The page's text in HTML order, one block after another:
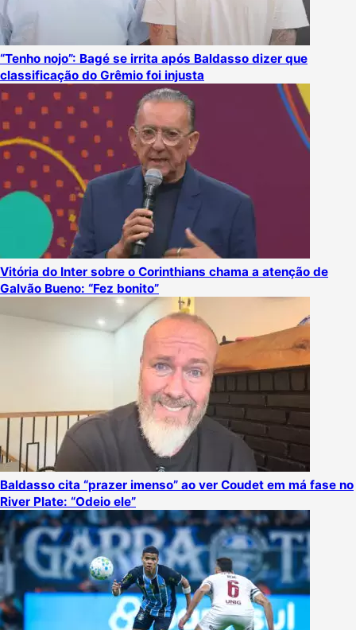
“Tenho nojo”: Bagé se irrita após Baldasso dizer que
classificação do Grêmio foi injusta
Vitória do Inter sobre o Corinthians chama a atenção de
Galvão Bueno: “Fez bonito”
Baldasso cita “prazer imenso” ao ver Coudet em má fase no
River Plate: “Odeio ele”